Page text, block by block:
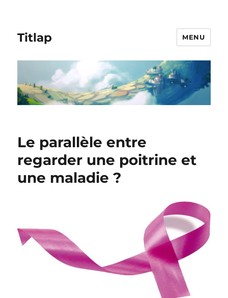
Titlap MENU
Le parallèle entre
regarder une poitrine et
une maladie ?